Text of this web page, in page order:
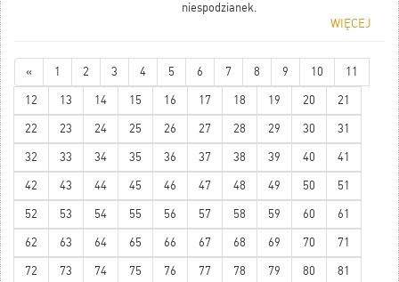
niespodzianek.
WIĘCEJ
« 1 2 3 4 5 6 7 8 9 10 11
12 13 14 15 16 17 18 19 20 21
22 23 24 25 26 27 28 29 30 31
32 33 34 35 36 37 38 39 40 41
42 43 44 45 46 47 48 49 50 51
52 53 54 55 56 57 58 59 60 61
62 63 64 65 66 67 68 69 70 71
72 73 74 75 76 77 78 79 80 81